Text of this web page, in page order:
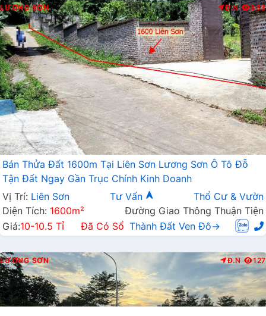
LƯƠNG SƠN Đ.N 833
Bán Thửa Đất 1600m Tại Liên Sơn Lương Sơn Ô Tô Đỗ
Tận Đất Ngay Gần Trục Chính Kinh Doanh
Vị Trí: Liên Sơn Tư Vấn
Thổ Cư & Vườn
Diện Tích: 1600m²
Đường Giao Thông Thuận Tiện
Giá:10-10.5 Tỉ Đã Có Sổ Thành Đất Ven Đô→
LƯƠNG SƠN Đ.N 127